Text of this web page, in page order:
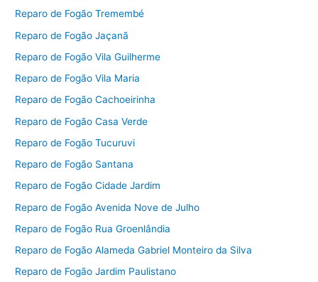
Reparo de Fogão Tremembé
Reparo de Fogão Jaçanã
Reparo de Fogão Vila Guilherme
Reparo de Fogão Vila Maria
Reparo de Fogão Cachoeirinha
Reparo de Fogão Casa Verde
Reparo de Fogão Tucuruvi
Reparo de Fogão Santana
Reparo de Fogão Cidade Jardim
Reparo de Fogão Avenida Nove de Julho
Reparo de Fogão Rua Groenlândia
Reparo de Fogão Alameda Gabriel Monteiro da Silva
Reparo de Fogão Jardim Paulistano